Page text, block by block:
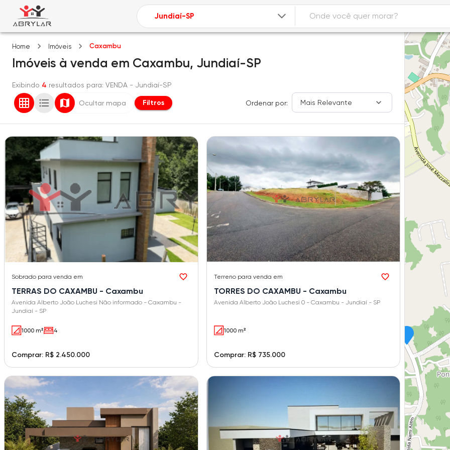
Home Imóveis Caxambu
Imóveis à venda em Caxambu, Jundiaí-SP
Exibindo 4 resultados para: VENDA - Jundiaí-SP
Ocultar mapa Filtros Ordenar por: Mais Relevante
Sobrado para venda em
TERRAS DO CAXAMBU - Caxambu
Avenida Alberto João Luchesi Não informado - Caxambu -
Jundiaí - SP
1000 m² 4
Comprar: R$ 2.450.000
Terreno para venda em
TORRES DO CAXAMBU - Caxambu
Avenida Alberto João Luchesi 0 - Caxambu - Jundiaí - SP
1000 m²
Comprar: R$ 735.000